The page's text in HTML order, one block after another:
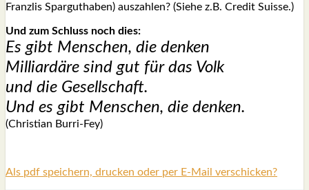
Franz­lis Spar­gut­ha­ben) aus­zah­len? (Sie­he z.B. Cre­dit Suis­se.)
Und zum Schluss noch dies:
Es gibt Men­schen, die den­ken
Mil­li­ar­dä­re sind gut für das Volk
und die Gesell­schaft.
Und es gibt Men­schen, die den­ken.
(Chris­ti­an Bur­ri-Fey)
Als pdf speichern, drucken oder per E-Mail verschicken?